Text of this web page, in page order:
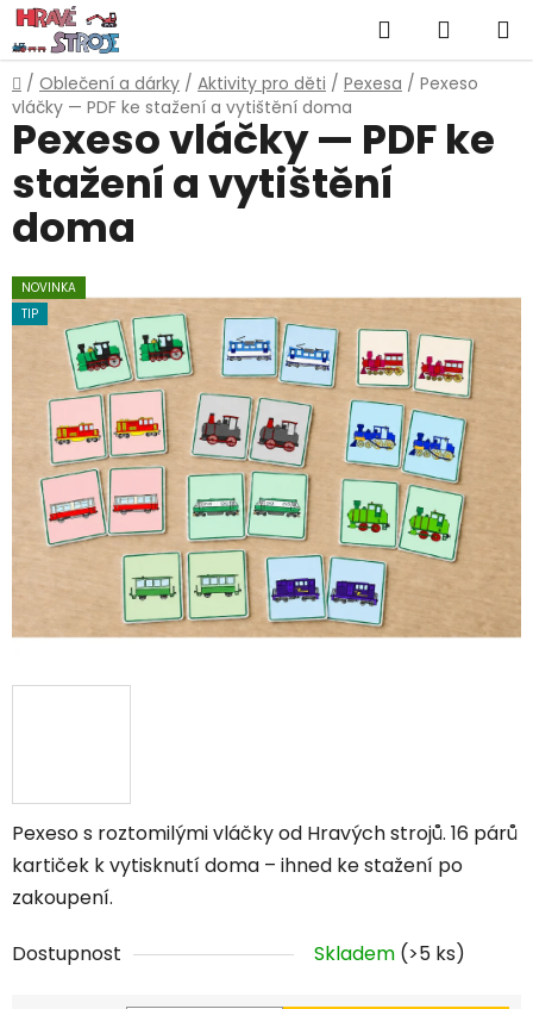
Přejít
na
obsah
Hledat
KOŠÍK
Domů
/ Oblečení a dárky / Aktivity pro děti / Pexesa / Pexeso
vláčky — PDF ke stažení a vytištění doma
Pexeso s roztomilými vláčky od Hravých strojů. 16 párů
kartiček k vytisknutí doma – ihned ke stažení po
zakoupení.
Dostupnost Skladem (>5 ks)
Pexeso vláčky — PDF ke
stažení a vytištění
doma
NOVINKA
TIP